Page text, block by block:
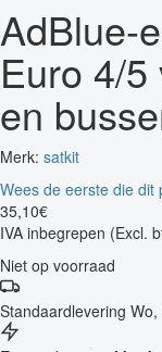
AdBlue-
Euro 4/
en
Merk: satkit
Wees de eerste die dit
35,10€
IVA inbegrepen (Excl.
Niet op voorraad
Standaardlevering Wo,